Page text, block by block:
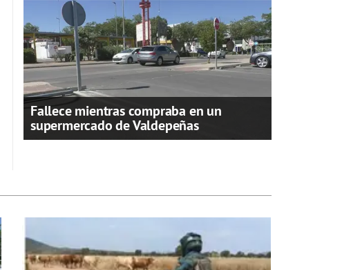
Fallece mientras compraba en un
supermercado de Valdepeñas